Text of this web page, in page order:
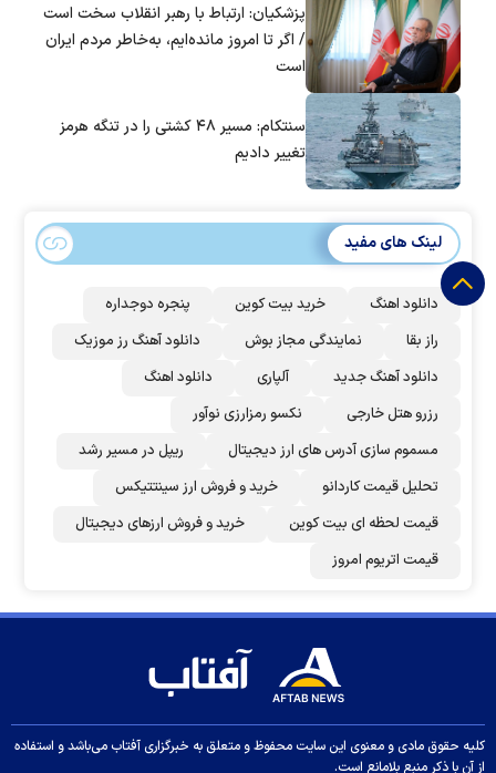
پزشکیان: ارتباط با رهبر انقلاب سخت است
/ اگر تا امروز مانده‌ایم، به‌خاطر مردم ایران
است
سنتکام: مسیر ۴۸ کشتی را در تنگه هرمز
تغییر دادیم
لینک های مفید
دانلود اهنگ خرید بیت کوین
پنجره دوجداره
راز بقا
نمایندگی مجاز بوش
دانلود آهنگ رز‌ موزیک
دانلود آهنگ جدید
آلپاری
دانلود اهنگ
رزرو هتل خارجی
نکسو رمزارزی نوآور
مسموم سازی آدرس های ارز دیجیتال
ریپل در مسیر رشد
تحلیل قیمت کاردانو
خرید و فروش ارز سینتتیکس
قیمت لحظه ای بیت کوین
خرید و فروش ارزهای دیجیتال
قیمت اتریوم امروز
کلیه حقوق مادی و معنوی این سایت محفوظ و متعلق به خبرگزاری آفتاب می‌باشد و استفاده
از آن با ذکر منبع بلامانع است.